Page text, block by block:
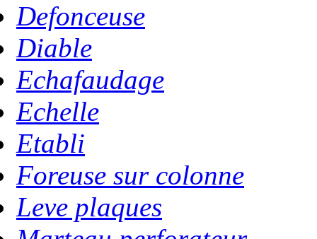
Defonceuse
Diable
Echafaudage
Echelle
Etabli
Foreuse sur colonne
Leve plaques